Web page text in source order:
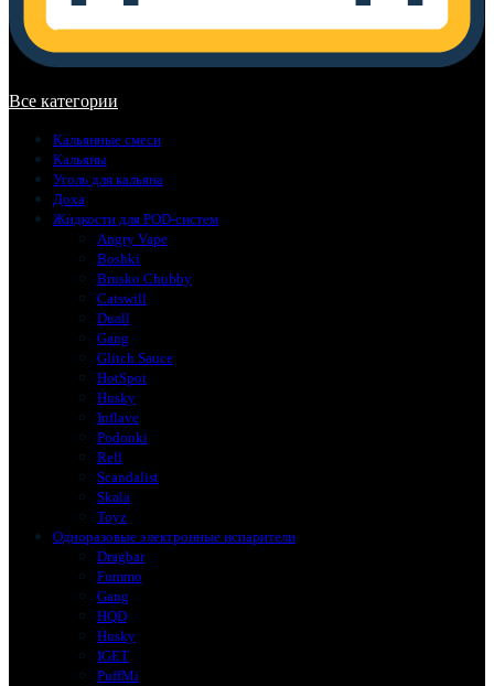
Все категории
Кальянные смеси
Кальяны
Уголь для кальяна
Доха
Жидкости для POD-систем
Angry Vape
Boshki
Brusko Chubby
Catswill
Duall
Gang
Glitch Sauce
HotSpot
Husky
Inflave
Podonki
Rell
Scandalist
Skala
Toyz
Одноразовые электронные испарители
Dragbar
Fummo
Gang
HQD
Husky
IGET
PuffMi